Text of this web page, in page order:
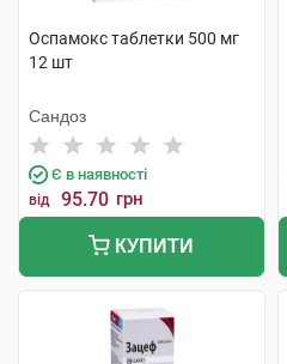
Оспамокс таблетки 500 мг
12 шт
Сандоз
Є в наявності
від 95.70 грн
КУПИТИ